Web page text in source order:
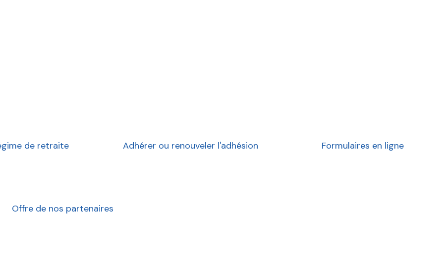
de retraite Adhérer ou renouveler l'adhésion Formulaires en ligne
Offre de nos partenaires